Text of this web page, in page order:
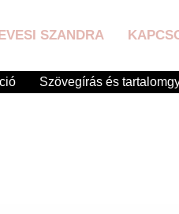
SZANDRA
Szövegírás és